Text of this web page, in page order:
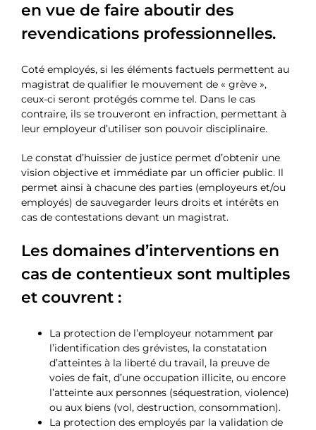
en vue de faire aboutir des
revendications professionnelles.
Coté employés, si les éléments factuels permettent au
magistrat de qualifier le mouvement de « grève »,
ceux-ci seront protégés comme tel. Dans le cas
contraire, ils se trouveront en infraction, permettant à
leur employeur d’utiliser son pouvoir disciplinaire.
Le constat d’huissier de justice permet d’obtenir une
vision objective et immédiate par un officier public. Il
permet ainsi à chacune des parties (employeurs et/ou
employés) de sauvegarder leurs droits et intérêts en
cas de contestations devant un magistrat.
Les domaines d’interventions en
cas de contentieux sont multiples
et couvrent :
La protection de l’employeur notamment par
l’identification des grévistes, la constatation
d’atteintes à la liberté du travail, la preuve de
voies de fait, d’une occupation illicite, ou encore
l’atteinte aux personnes (séquestration, violence)
ou aux biens (vol, destruction, consommation).
La protection des employés par la validation de